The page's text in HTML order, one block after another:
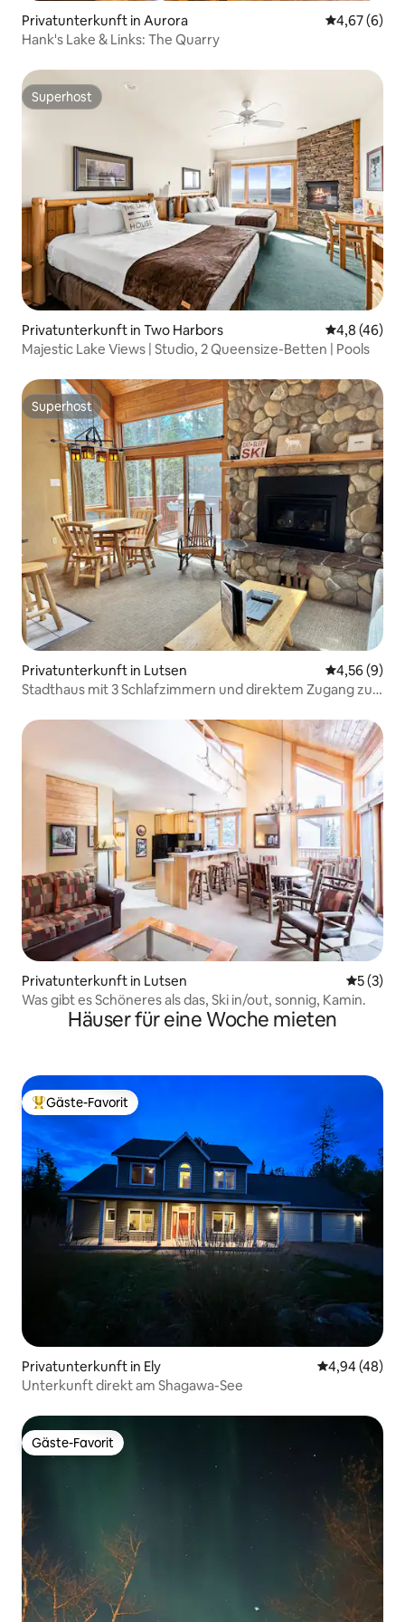
Privatunterkunft in Aurora
4,67 (6)
Hank's Lake & Links: The Quarry
Superhost
Superhost
Privatunterkunft in Two Harbors
4,8 (46)
Majestic Lake Views | Studio, 2 Queensize-Betten | Pools
Superhost
Superhost
Privatunterkunft in Lutsen
4,56 (9)
Stadthaus mit 3 Schlafzimmern und direktem Zugang zur
Privatunterkunft in Lutsen
5 (3)
Was gibt es Schöneres als das, Ski in/out, sonnig, Kamin.
Häuser für eine Woche mieten
Beliebter Gäste-Favorit.
Gäste-Favorit
Privatunterkunft in Ely
4,94 (48)
Unterkunft direkt am Shagawa-See
Gäste-Favorit
Gäste-Favorit